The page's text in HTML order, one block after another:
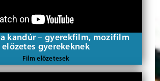
a kandúr – gyerekfilm, mozifilm
előzetes gyerekeknek
Film előzetesek